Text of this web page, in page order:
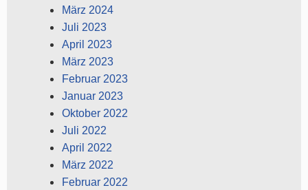
März 2024
Juli 2023
April 2023
März 2023
Februar 2023
Januar 2023
Oktober 2022
Juli 2022
April 2022
März 2022
Februar 2022